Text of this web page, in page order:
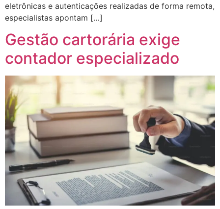
eletrônicas e autenticações realizadas de forma remota,
especialistas apontam […]
Gestão cartorária exige
contador especializado